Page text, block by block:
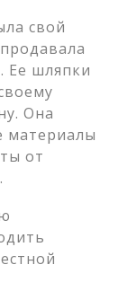
свой
Ее шляпки
Она
материалы
от